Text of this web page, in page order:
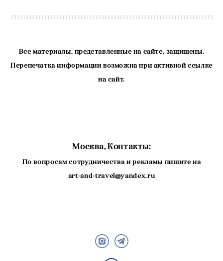
Все материалы, представленные на сайте, защищены.
Перепечатка информации возможна при активной ссылке
на сайт.
Москва, Контакты:
По вопросам сотрудничества и рекламы пишите на
art-and-travel@yandex.ru